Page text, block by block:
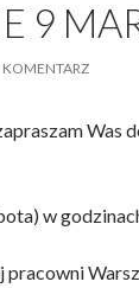
9
KOMENTARZ
Was
w
pracowni